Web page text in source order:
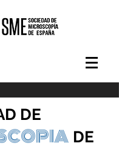
DE
DE